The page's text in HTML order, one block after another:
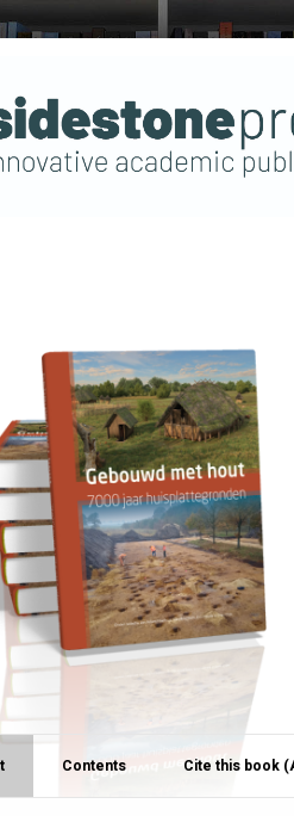
Contents Cite this book